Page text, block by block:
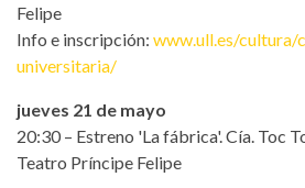
Felipe
Info e inscripción: www.ull.es/cultura/
universitaria/
jueves 21 de mayo
20:30 – Estreno 'La fábrica'. Cía. Toc
Teatro Príncipe Felipe